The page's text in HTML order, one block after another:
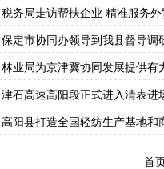
税务局走访帮扶企业 精准服务外
保定市协同办领导到我县督导调
林业局为京津冀协同发展提供有
津石高速高阳段正式进入清表进
高阳县打造全国轻纺生产基地和
首